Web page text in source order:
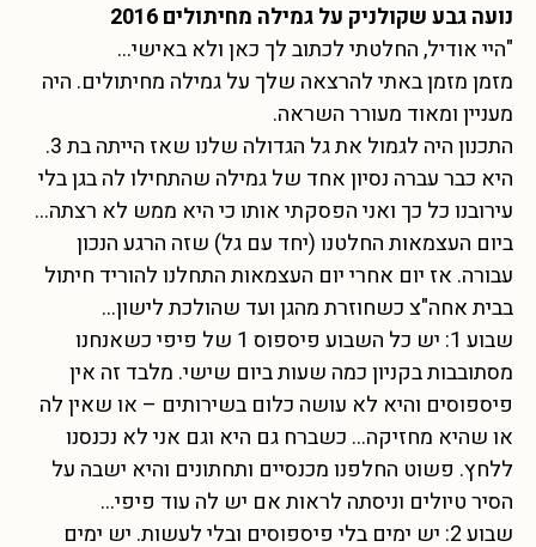
נועה גבע שקולניק על גמילה מחיתולים 2016
"היי אודיל, החלטתי לכתוב לך כאן ולא באישי…
מזמן מזמן באתי להרצאה שלך על גמילה מחיתולים. היה
מעניין ומאוד מעורר השראה.
התכנון היה לגמול את גל הגדולה שלנו שאז הייתה בת 3.
היא כבר עברה נסיון אחד של גמילה שהתחילו לה בגן בלי
עירובנו כל כך ואני הפסקתי אותו כי היא ממש לא רצתה…
ביום העצמאות החלטנו (יחד עם גל) שזה הרגע הנכון
עבורה. אז יום אחרי יום העצמאות התחלנו להוריד חיתול
בבית אחה"צ כשחוזרת מהגן ועד שהולכת לישון…
שבוע 1: יש כל השבוע פיספוס 1 של פיפי כשאנחנו
מסתובבות בקניון כמה שעות ביום שישי. מלבד זה אין
פיספוסים והיא לא עושה כלום בשירותים – או שאין לה
או שהיא מחזיקה… כשברח גם היא וגם אני לא נכנסנו
ללחץ. פשוט החלפנו מכנסיים ותחתונים והיא ישבה על
הסיר טיולים וניסתה לראות אם יש לה עוד פיפי…
שבוע 2: יש ימים בלי פיספוסים ובלי לעשות. יש ימים